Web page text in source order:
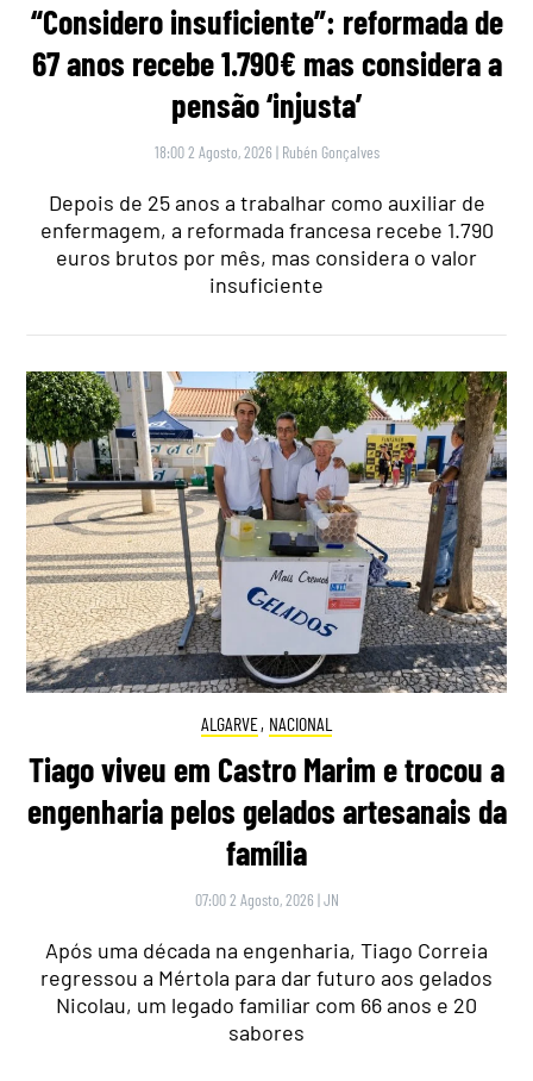
“Considero insuficiente”: reformada de
67 anos recebe 1.790€ mas considera a
pensão ‘injusta’
18:00 2 Agosto, 2026 | Rubén Gonçalves
Depois de 25 anos a trabalhar como auxiliar de
enfermagem, a reformada francesa recebe 1.790
euros brutos por mês, mas considera o valor
insuficiente
ALGARVE, NACIONAL
Tiago viveu em Castro Marim e trocou a
engenharia pelos gelados artesanais da
família
07:00 2 Agosto, 2026 |JN
Após uma década na engenharia, Tiago Correia
regressou a Mértola para dar futuro aos gelados
Nicolau, um legado familiar com 66 anos e 20
sabores